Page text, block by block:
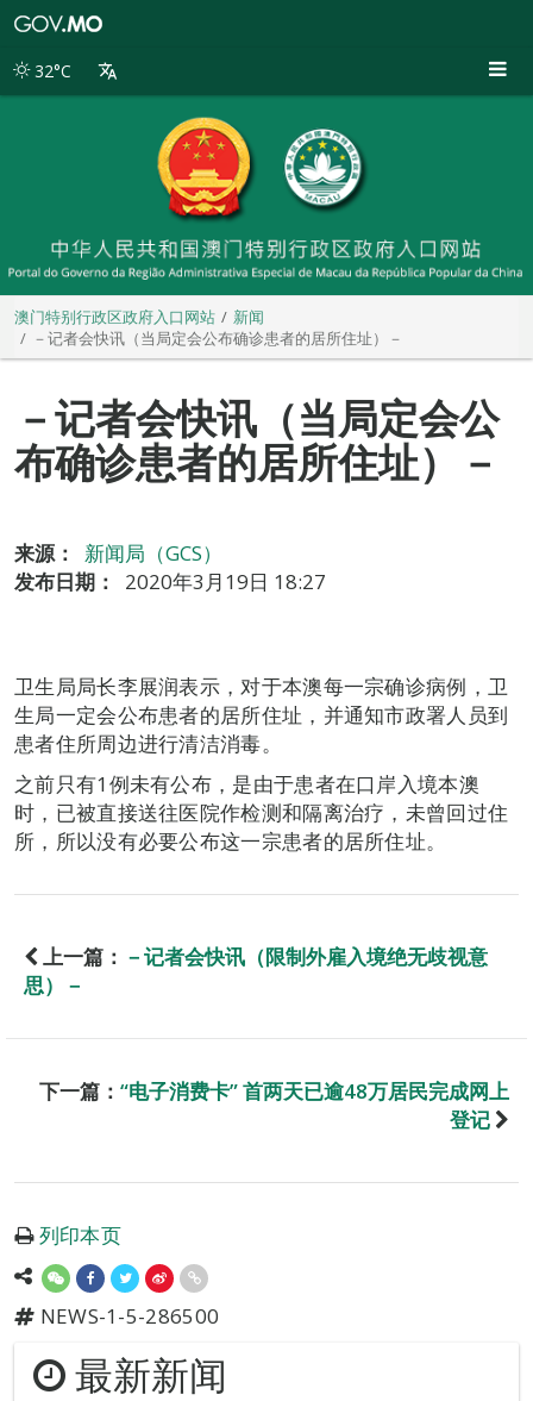
别
32°C
澳门特别行政区政府入口网站
新闻
－记者会快讯（当局定会公布确诊患者的居所住址）－
－记者会快讯（当局定会公
布确诊患者的居所住址）－
来源：
新闻局（GCS）
发布日期：
2020年3月19日 18:27
卫生局局长李展润表示，对于本澳每一宗确诊病例，卫
生局一定会公布患者的居所住址，并通知市政署人员到
患者住所周边进行清洁消毒。
之前只有1例未有公布，是由于患者在口岸入境本澳
时，已被直接送往医院作检测和隔离治疗，未曾回过住
所，所以没有必要公布这一宗患者的居所住址。
上一篇： －记者会快讯（限制外雇入境绝无歧视意
思）－
下一篇： “电子消费卡” 首两天已逾48万居民完成网上
登记
列印本页
NEWS-1-5-286500
最新新闻